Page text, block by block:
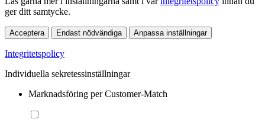
ger ditt samtycke.
Acceptera Endast nödvändiga Anpassa inställningar
Integritetspolicy
Individuella sekretessinställningar
Marknadsföring per Customer-Match